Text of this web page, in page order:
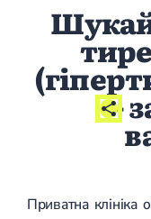
-
Приватна